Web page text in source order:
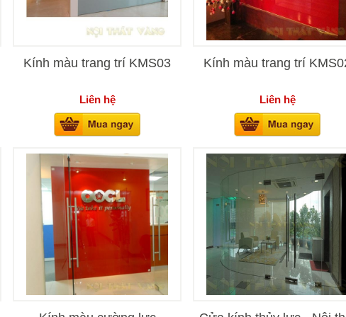
Kính màu trang trí KMS03
Liên hệ
Kính màu trang trí
Liên hệ